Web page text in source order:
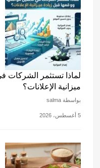
لماذا تستثمر الشركات
ميزانية الإعلانات؟
بواسطة salma
5 أغسطس، 2026